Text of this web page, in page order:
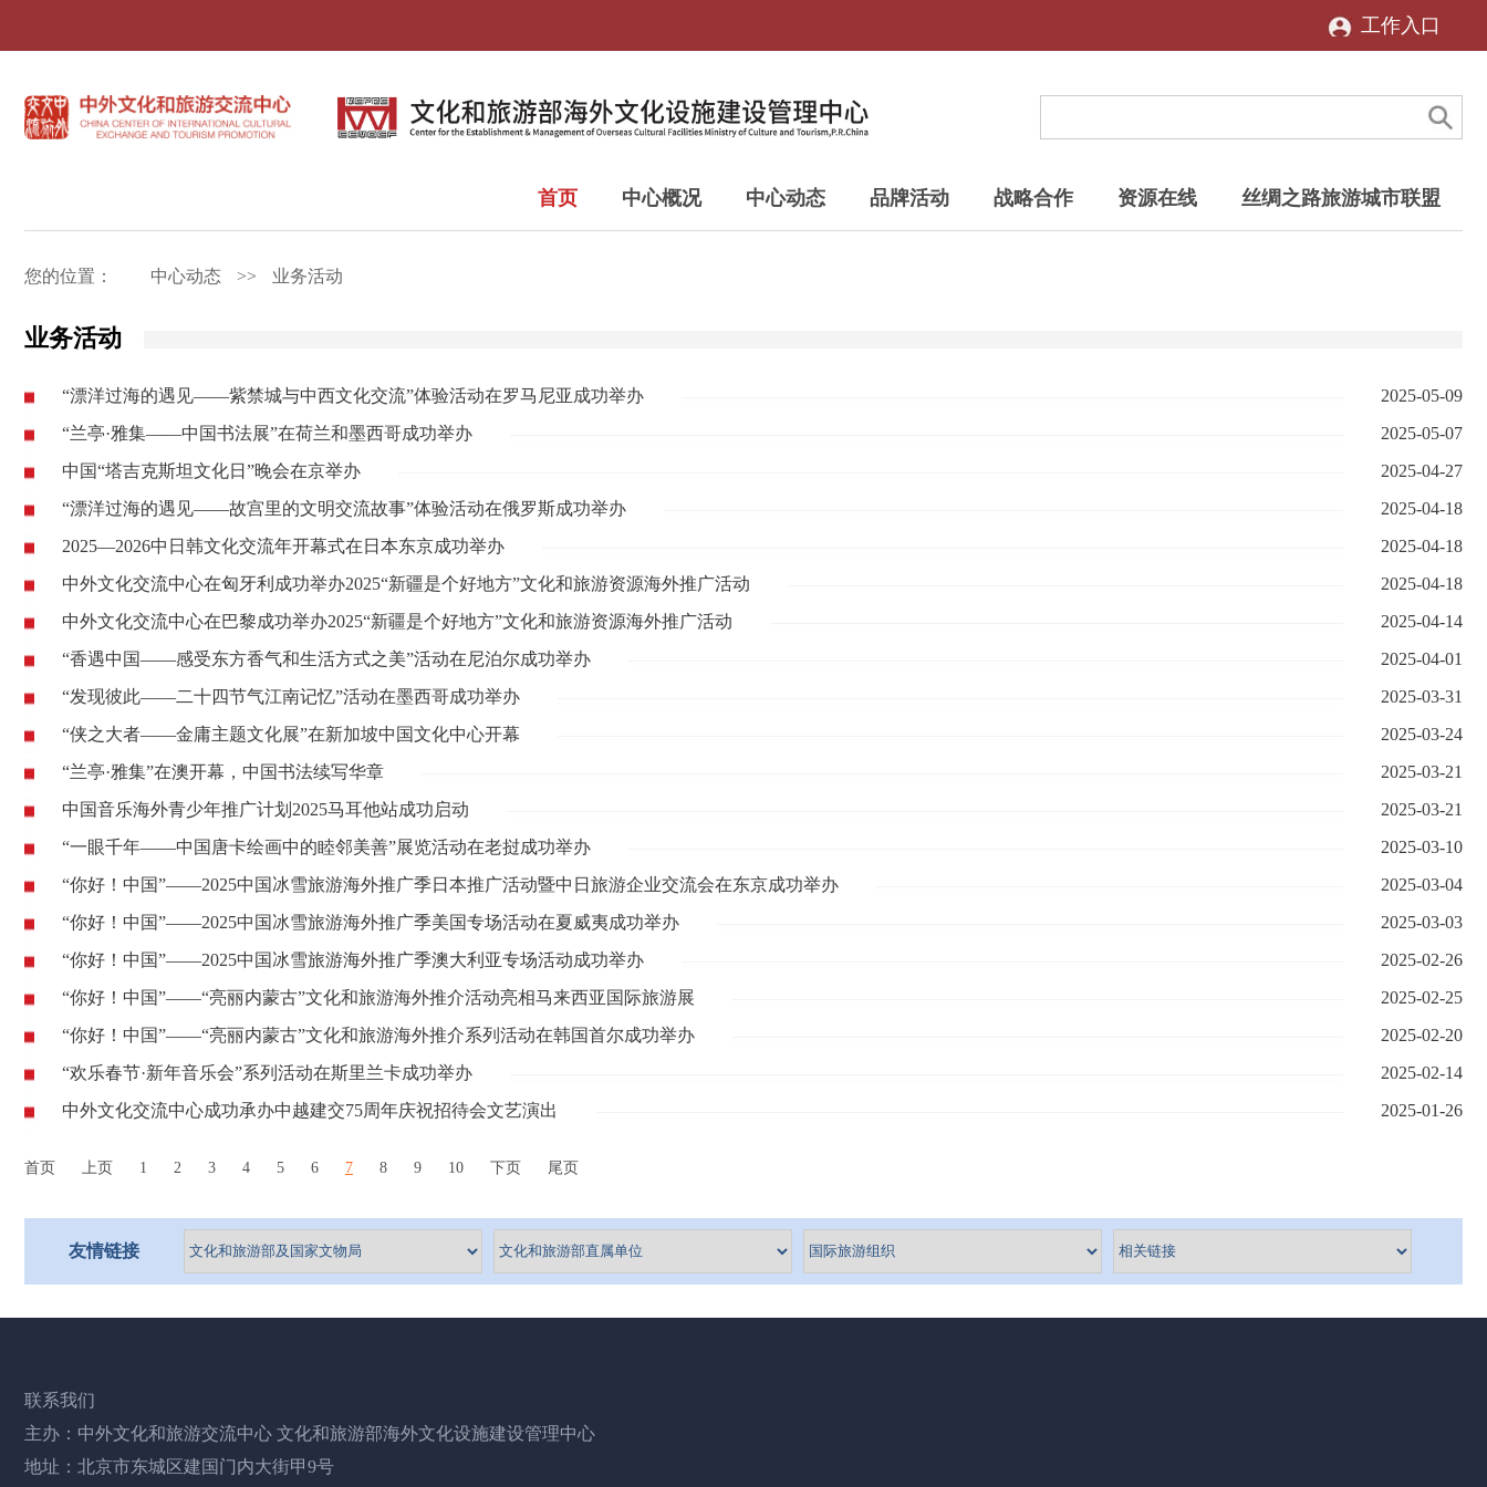
工作入口
丝绸之路旅游城市联盟
资源在线
战略合作
品牌活动
中心动态
中心概况
首页
您的位置： 中心动态 >> 业务活动
业务活动
2025-05-09
“漂洋过海的遇见——紫禁城与中西文化交流”体验活动在罗马尼亚成功举办
2025-05-07
“兰亭·雅集——中国书法展”在荷兰和墨西哥成功举办
2025-04-27
中国“塔吉克斯坦文化日”晚会在京举办
2025-04-18
“漂洋过海的遇见——故宫里的文明交流故事”体验活动在俄罗斯成功举办
2025-04-18
2025—2026中日韩文化交流年开幕式在日本东京成功举办
2025-04-18
中外文化交流中心在匈牙利成功举办2025“新疆是个好地方”文化和旅游资源海外推广活动
2025-04-14
中外文化交流中心在巴黎成功举办2025“新疆是个好地方”文化和旅游资源海外推广活动
2025-04-01
“香遇中国——感受东方香气和生活方式之美”活动在尼泊尔成功举办
2025-03-31
“发现彼此——二十四节气江南记忆”活动在墨西哥成功举办
2025-03-24
“侠之大者——金庸主题文化展”在新加坡中国文化中心开幕
2025-03-21
“兰亭·雅集”在澳开幕，中国书法续写华章
2025-03-21
中国音乐海外青少年推广计划2025马耳他站成功启动
2025-03-10
“一眼千年——中国唐卡绘画中的睦邻美善”展览活动在老挝成功举办
2025-03-04
“你好！中国”——2025中国冰雪旅游海外推广季日本推广活动暨中日旅游企业交流会在东京成功举办
2025-03-03
“你好！中国”——2025中国冰雪旅游海外推广季美国专场活动在夏威夷成功举办
2025-02-26
“你好！中国”——2025中国冰雪旅游海外推广季澳大利亚专场活动成功举办
2025-02-25
“你好！中国”——“亮丽内蒙古”文化和旅游海外推介活动亮相马来西亚国际旅游展
2025-02-20
“你好！中国”——“亮丽内蒙古”文化和旅游海外推介系列活动在韩国首尔成功举办
2025-02-14
“欢乐春节·新年音乐会”系列活动在斯里兰卡成功举办
2025-01-26
中外文化交流中心成功承办中越建交75周年庆祝招待会文艺演出
首页 上页 1 2 3 4 5 6 7 8 9 10 下页 尾页
友情链接
联系我们
主办：中外文化和旅游交流中心 文化和旅游部海外文化设施建设管理中心
地址：北京市东城区建国门内大街甲9号